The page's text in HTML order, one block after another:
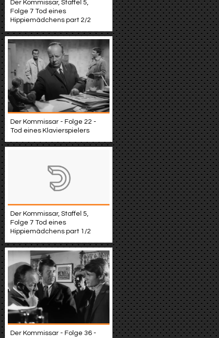
Der Kommissar, Staffel 5,
Folge 7 Tod eines
Hippiemädchens part 2/2
Der Kommissar - Folge 22 -
Tod eines Klavierspielers
Der Kommissar, Staffel 5,
Folge 7 Tod eines
Hippiemädchens part 1/2
Der Kommissar - Folge 36 -